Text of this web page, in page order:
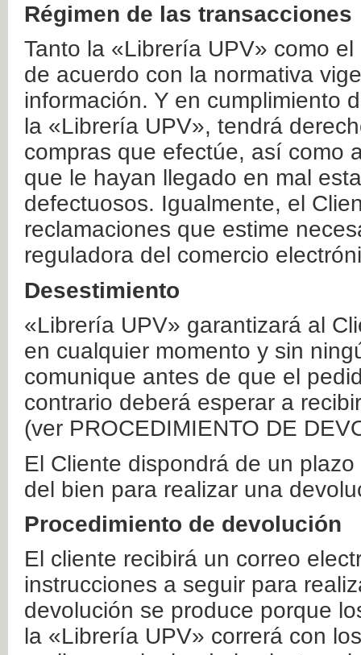
Régimen de las transacciones
Tanto la «Librería UPV» como
de acuerdo con la normativa
información. Y en cumplimiento
la «Librería UPV», tendrá
compras que efectúe, así como
que le hayan llegado en mal
defectuosos. Igualmente, el
reclamaciones que estime
reguladora del comercio
Desestimiento
«Librería UPV» garantizará al
en cualquier momento y sin
comunique antes de que el
contrario deberá esperar a
(ver PROCEDIMIENTO DE
El Cliente dispondrá de un
del bien para realizar una
Procedimiento de devolución
El cliente recibirá un correo
instrucciones a seguir para
devolución se produce porque
la «Librería UPV» correrá con